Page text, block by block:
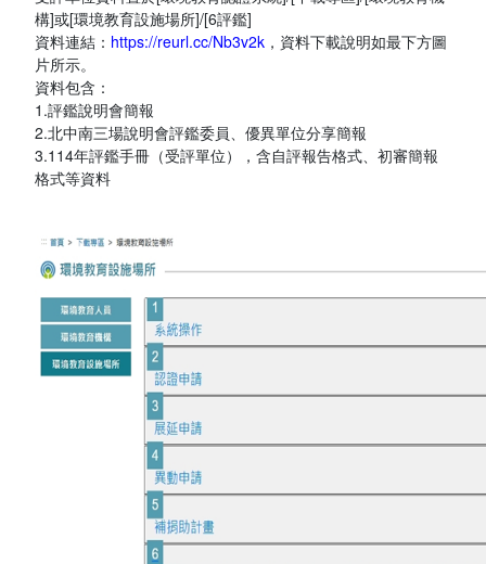
構]或[環境教育設施場所]/[6評鑑]
資料連結： https://reurl.cc/Nb3v2k ，資料下載說明如最下方圖
片所示。
資料包含：
1.評鑑說明會簡報
2.北中南三場說明會評鑑委員、優異單位分享簡報
3.114年評鑑手冊（受評單位），含自評報告格式、初審簡報
格式等資料